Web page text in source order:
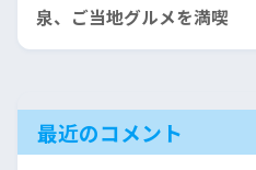
泉、ご当地グルメを満喫
最近のコメント